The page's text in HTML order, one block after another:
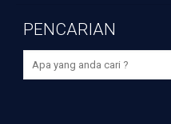
PENCARIAN